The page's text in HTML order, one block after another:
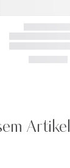
Artikel